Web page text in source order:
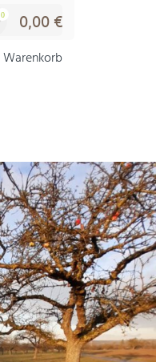
0 0,00 €
Warenkorb